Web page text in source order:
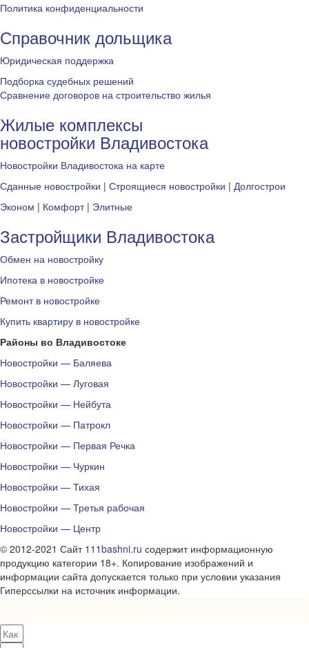
Политика конфиденциальности
Справочник дольщика
Юридическая поддержка
Подборка судебных решений
Сравнение договоров на строительство жилья
Жилые комплексы
новостройки Владивостока
Новостройки Владивостока на карте
Сданные новостройки | Строящиеся новостройки | Долгострои
Эконом | Комфорт| Элитные
Застройщики Владивостока
Обмен на новостройку
Ипотека в новостройке
Ремонт в новостройке
Купить квартиру в новостройке
Районы во Владивостоке
Новостройки — Баляева
Новостройки — Луговая
Новостройки — Нейбута
Новостройки — Патрокл
Новостройки — Первая Речка
Новостройки — Чуркин
Новостройки — Тихая
Новостройки — Третья рабочая
Новостройки — Центр
© 2012-2021 Сайт 111bashni.ru содержит информационную
продукцию категории 18+. Копирование изображений и
информации сайта допускается только при условии указания
Гиперссылки на источник информации.